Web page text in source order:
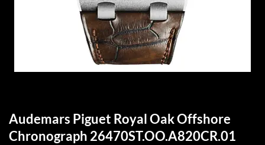
Audemars Piguet Royal Oak Offshore
Chronograph 26470ST.OO.A820CR.01